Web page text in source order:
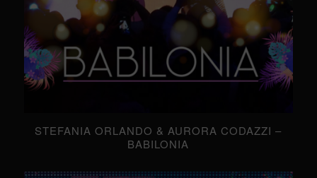
STEFANIA ORLANDO & AURORA CODAZZI –
BABILONIA